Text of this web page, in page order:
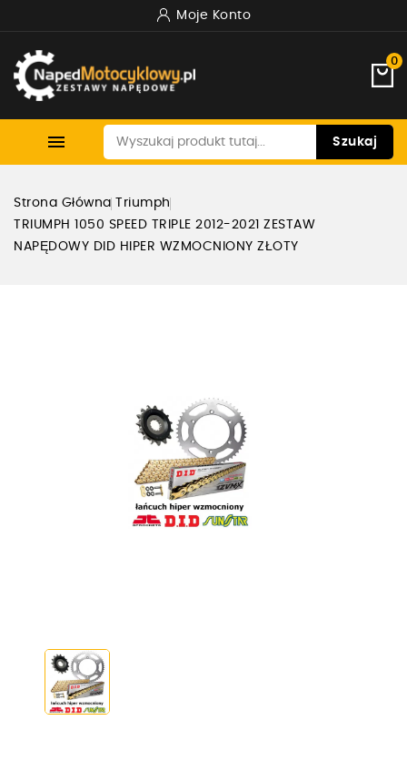
Moje Konto
0
 Szukaj
Strona Główna
Triumph
TRIUMPH 1050 SPEED TRIPLE 2012-2021 ZESTAW
NAPĘDOWY DID HIPER WZMOCNIONY ZŁOTY